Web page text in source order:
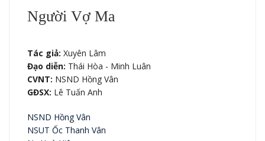
Người Vợ Ma
Tác giả: Xuyên Lâm
Đạo diễn: Thái Hòa - Minh Luân
CVNT: NSND Hồng Vân
GĐSX: Lê Tuấn Anh
NSND Hồng Vân
NSUT Ốc Thanh Vân